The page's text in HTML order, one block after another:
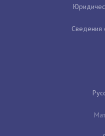
Сведения